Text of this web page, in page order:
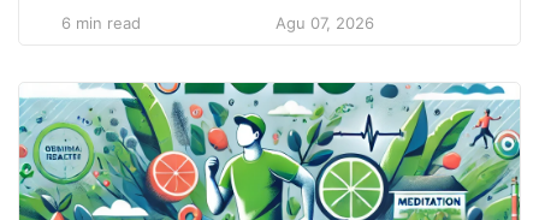
besar daripada sekadar gambar atau simbol. Logo
pelanggan potensial, dan sering kali menjadi faktor
penentu dalam keputusan mereka untuk terhubung
dengan […]
6 min read Agu 07, 2026